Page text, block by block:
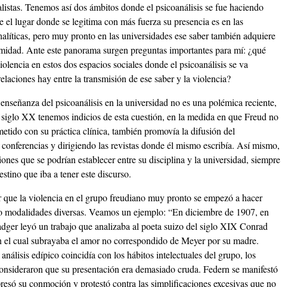
Tenemos así dos ámbitos donde el psicoanálisis se fue haciendo
el lugar donde se legitima con más fuerza su presencia es en las
pero muy pronto en las universidades ese saber también adquiere
Ante este panorama surgen preguntas importantes para mí: ¿qué
en estos dos espacios sociales donde el psicoanálisis se va
hay entre la transmisión de ese saber y la violencia?
del psicoanálisis en la universidad no es una polémica reciente,
XX tenemos indicios de esta cuestión, en la medida en que Freud no
con su práctica clínica, también promovía la difusión del
y dirigiendo las revistas donde él mismo escribía. Así mismo,
que se podrían establecer entre su disciplina y la universidad, siempre
que iba a tener este discurso.
la violencia en el grupo freudiano muy pronto se empezó a hacer
modalidades diversas. Veamos un ejemplo: “En diciembre de 1907, en
leyó un trabajo que analizaba al poeta suizo del siglo XIX Conrad
el cual subrayaba el amor no correspondido de Meyer por su madre.
edípico coincidía con los hábitos intelectuales del grupo, los
que su presentación era demasiado cruda. Federn se manifestó
su conmoción y protestó contra las simplificaciones excesivas que no